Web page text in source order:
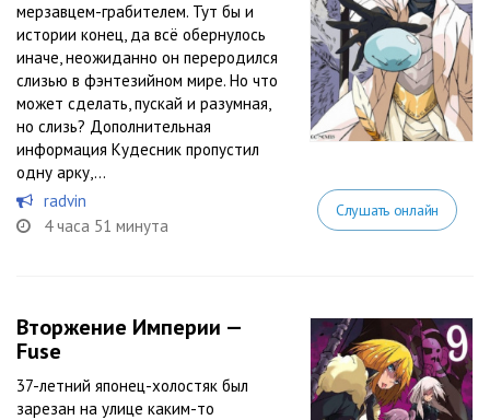
мерзавцем-грабителем. Тут бы и
истории конец, да всё обернулось
иначе, неожиданно он переродился
слизью в фэнтезийном мире. Но что
может сделать, пускай и разумная,
но слизь? Дополнительная
информация Кудесник пропустил
одну арку,...
radvin
4 часа 51 минута
Слушать онлайн
Вторжение Империи —
Fuse
37-летний японец-холостяк был
зарезан на улице каким-то